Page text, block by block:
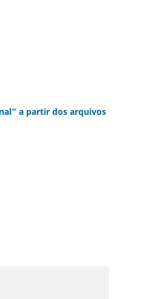
a partir dos arquivos